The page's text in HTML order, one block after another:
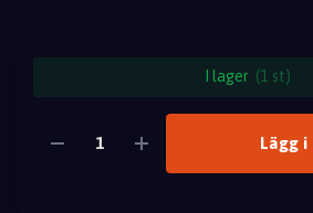
I lager (1 st)
Lägg i